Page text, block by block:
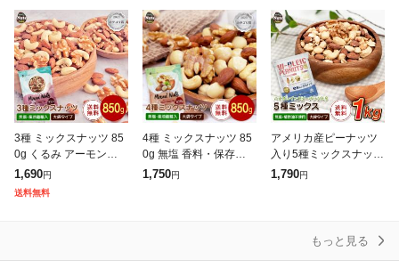
位獲得
3種 ミックスナッツ 85
0g くるみ アーモンド
カシューナッツ 送料無
料 無塩 無油 無添加 チ
1,690円
送料無料
4種 ミックスナッツ 85
0g 無塩 香料・保存料不
使用 送料無料 アーモン
1,750円
アメリカ産ピーナッツ
入り5種ミックスナッツ
1kg ハイオレイックピ
1,790円
もっと見る